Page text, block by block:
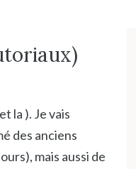
la ). Je vais
des anciens
mais aussi de